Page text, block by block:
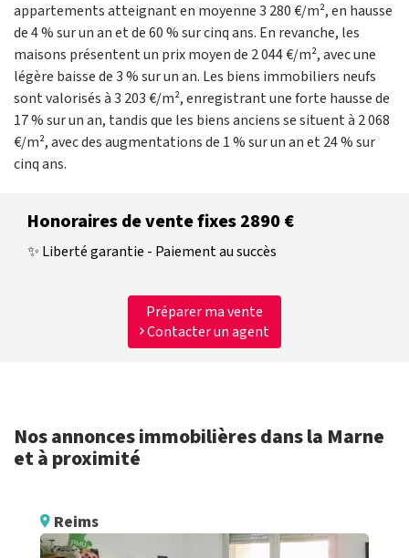
appartements atteignant en moyenne 3 280 €/m², en hausse
de 4 % sur un an et de 60 % sur cinq ans. En revanche, les
maisons présentent un prix moyen de 2 044 €/m², avec une
légère baisse de 3 % sur un an. Les biens immobiliers neufs
sont valorisés à 3 203 €/m², enregistrant une forte hausse de
17 % sur un an, tandis que les biens anciens se situent à 2 068
€/m², avec des augmentations de 1 % sur un an et 24 % sur
cinq ans.
Honoraires de vente fixes 2890 €
✨ Liberté garantie - Paiement au succès
Préparer ma vente
Contacter un agent
Nos annonces immobilières dans la Marne
et à proximité
Reims